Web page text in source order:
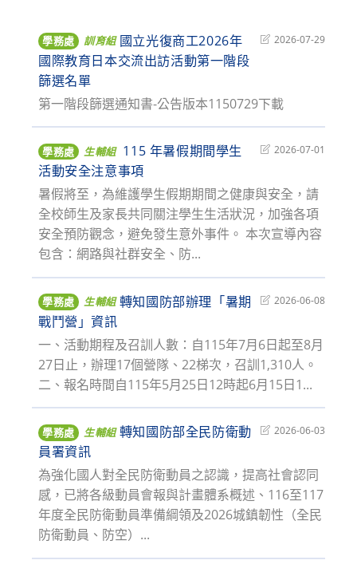
學務處 訓育組 國立光復商工2026年
國際教育日本交流出訪活動第一階段
篩選名單
Post2026-07-29
第一階段篩選通知書-公告版本1150729下載
學務處 生輔組 115 年暑假期間學生
活動安全注意事項
Post
modified:
2026-07-01
暑假將至，為維護學生假期期間之健康與安全，請
全校師生及家長共同關注學生生活狀況，加強各項
安全預防觀念，避免發生意外事件。 本次宣導內容
包含：網路與社群安全、防...
學務處 生輔組 轉知國防部辦理「暑期
戰鬥營」資訊
Post
modified:
2026-06-08
一、活動期程及召訓人數：自115年7月6日起至8月
27日止，辦理17個營隊、22梯次，召訓1,310人。
二、報名時間自115年5月25日12時起6月15日1...
學務處 生輔組 轉知國防部全民防衛動
員署資訊
Post
modified:
2026-06-03
為強化國人對全民防衛動員之認識，提高社會認同
感，已將各級動員會報與計畫體系概述、116至117
年度全民防衛動員準備綱領及2026城鎮韌性（全民
防衛動員、防空）...